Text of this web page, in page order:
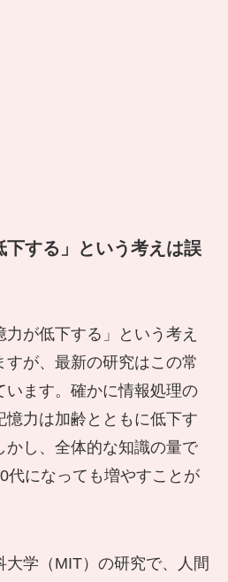
下する」という考えは誤
力が低下する」という考え
すが、最新の研究はこの常
います。確かに情報処理の
憶力は加齢とともに低下す
かし、全体的な知識の量で
代になっても増やすことが
大学（MIT）の研究で、人間